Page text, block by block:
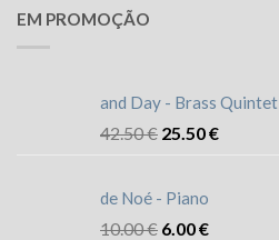
EM PROMOÇÃO
and Day - Brass Quintet
42.50€ 25.50€
de Noé - Piano
10.00€ 6.00€